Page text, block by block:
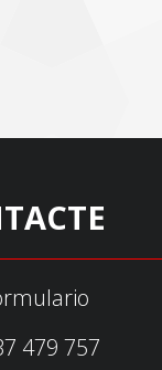
479 757